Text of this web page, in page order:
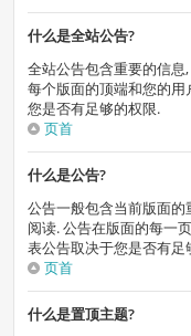
什么是全站公告?
全站公告包含重要的信
每个版面的顶端和您的
您是否有足够的权限.
页首
什么是公告?
公告一般包含当前版面
阅读. 公告在版面的每一
表公告取决于您是否有足
页首
什么是置顶主题?